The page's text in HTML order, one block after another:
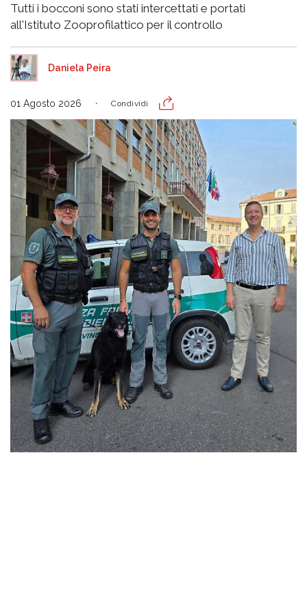
Tutti i bocconi sono stati intercettati e portati
all'Istituto Zooprofilattico per il controllo
Daniela Peira
01 Agosto 2026 Condividi